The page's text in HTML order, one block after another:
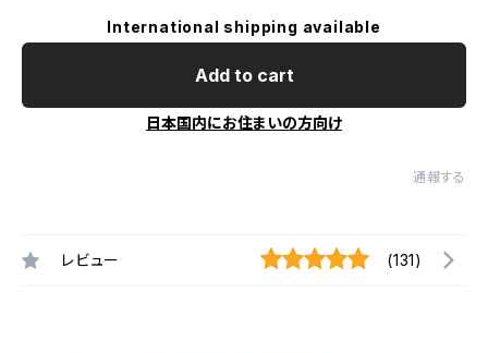
International shipping available
Add to cart
日本国内にお住まいの方向け
通報する
レビュー (131)